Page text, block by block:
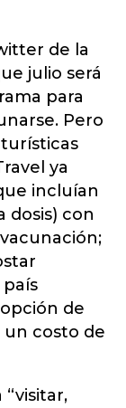
de la
julio será
para
Pero
ya
incluían
dosis) con
de
un costo de